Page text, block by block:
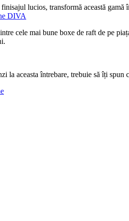
lucios, transformă această
cele mai bune boxe de raft de pe
la aceasta întrebare, trebuie să îți